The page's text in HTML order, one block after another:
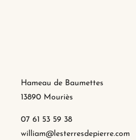
Hameau de Baumettes
13890 Mouriès
07 61 53 59 38
william@lesterresdepierre.com